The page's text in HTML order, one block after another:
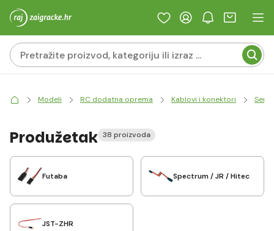
Modeli RC dodatna oprema Kablovi i konektori
Produžetak 38 proizvoda
Futaba Spectrum / JR / Hitec
JST-ZHR